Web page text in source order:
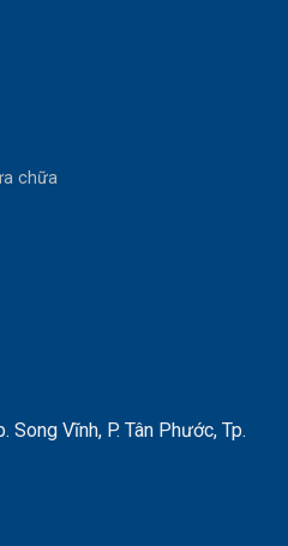
chữa
Vĩnh, P. Tân Phước, Tp.